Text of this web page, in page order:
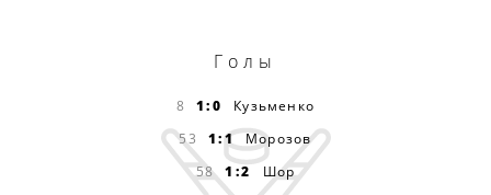
Голы
8 1:0
Кузьменко
53
1:1 Морозов
58 1:2 Шор